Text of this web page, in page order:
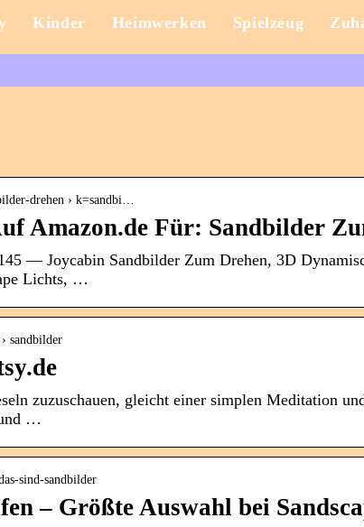
Kinder Heimwerken Spielzeug
drehen › k=sandbi…
Amazon.de Für: Sandbilder
— Joycabin Sandbilder Zum Drehen, 3D
Lichts, …
sandbilder
zuzuschauen, gleicht einer simplen Meditation
…
sind-sandbilder
– Größte Auswahl bei